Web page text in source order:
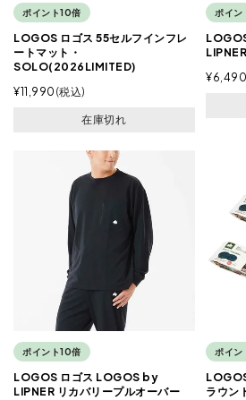
ポイント10倍
LOGOS ロゴス 55セルフインフレ
ートマット・
SOLO(2026LIMITED)
¥11,990 税込
在庫切れ
ポイン
¥6,490
ポイント10倍
LOGOS ロゴス LOGOS by
LIPNER リカバリープルオーバー
ポイン
ラウン